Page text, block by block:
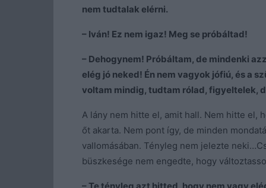
nem tudtalak elérni.
– Iván! Ez nem igaz! Meg se próbáltad!
– Dehogynem! Próbáltam, de mindenki
elég jó neked! Én nem vagyok jófiú, és a
voltam mindig, tudtam rólad, figyeltelek,
A lány nem hitte el, amit hall. Nem hitte el,
őt akarta. Nem pont így, de minden
vallomásában. Tényleg nem jelezte
büszkesége nem engedte, hogy